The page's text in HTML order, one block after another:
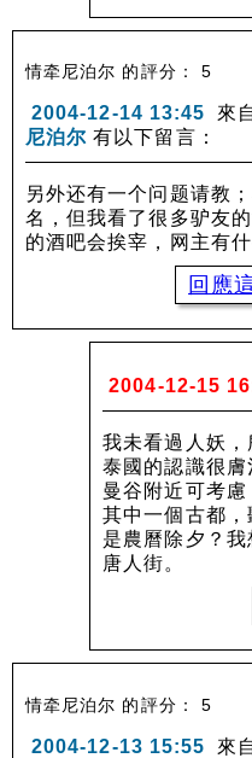
情牵尼泊尔 的評分： 5
2004-12-14 13:45 來
尼泊尔 有以下留言：
另外还有一个问题请教
名，但我看了很多驴友
的酒吧会挨宰，网主有
回應
2004-12-15
我未看過人妖
泰國的認識很膚
曼谷附近可考
其中一個古都
是農曆除夕？
唐人街。
情牵尼泊尔 的評分： 5
2004-12-13 15:55 來